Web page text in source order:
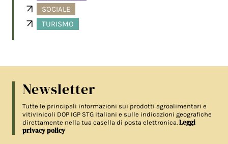
SOCIALE
TURISMO
Newsletter
Tutte le principali informazioni sui prodotti agroalimentari e
vitivinicoli DOP IGP STG italiani e sulle indicazioni geografiche
direttamente nella tua casella di posta elettronica.Leggi
privacy policy